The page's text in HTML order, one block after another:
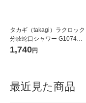
タカギ（takagi）ラクロック
分岐蛇口シャワー G1074GY
散水用品
1,740円
最近見た商品